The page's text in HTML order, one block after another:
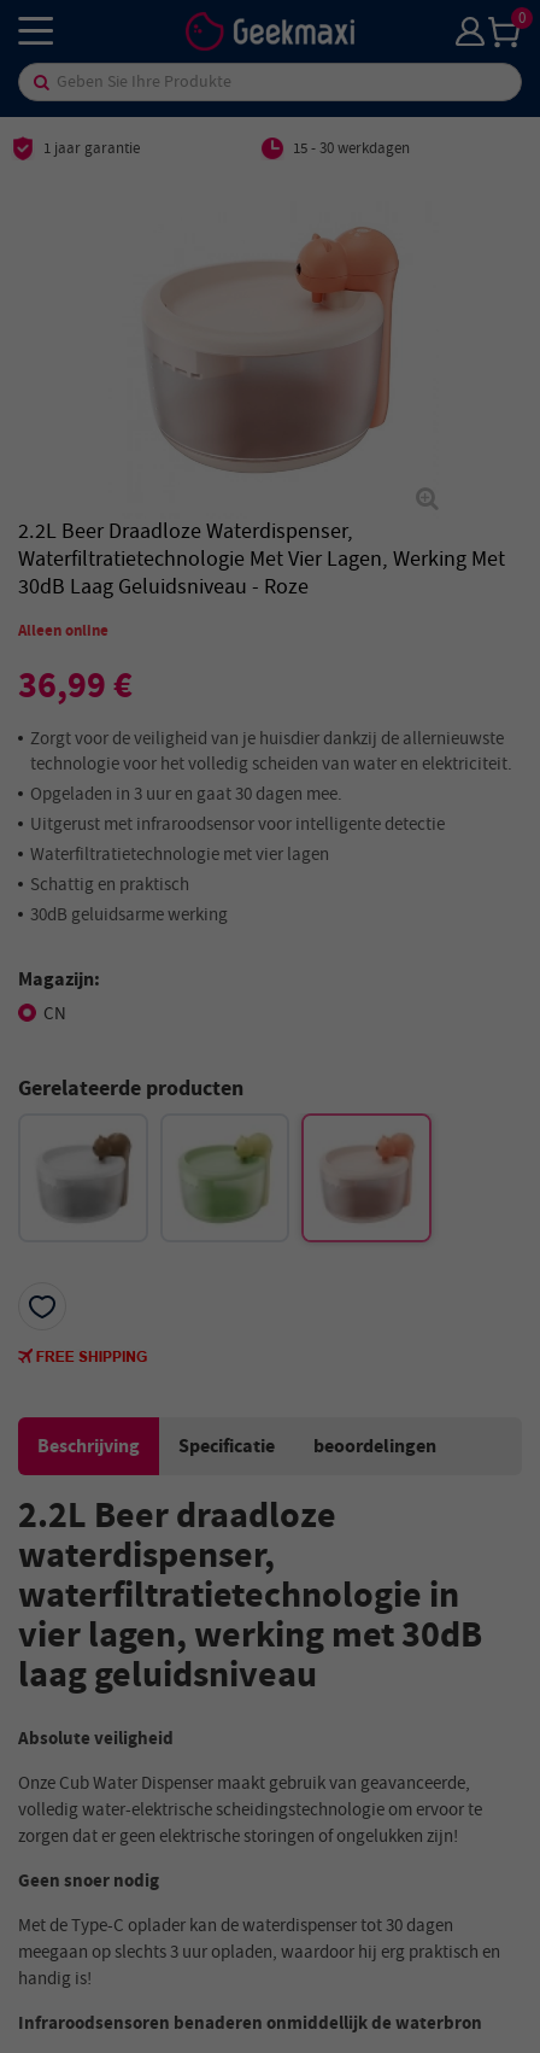
0
1 jaar garantie 15 - 30 werkdagen
2.2L Beer Draadloze Waterdispenser,
Waterfiltratietechnologie Met Vier Lagen, Werking Met
30dB Laag Geluidsniveau - Roze
Alleen online
36,99 €
Zorgt voor de veiligheid van je huisdier dankzij de allernieuwste
technologie voor het volledig scheiden van water en elektriciteit.
Opgeladen in 3 uur en gaat 30 dagen mee.
Uitgerust met infraroodsensor voor intelligente detectie
Waterfiltratietechnologie met vier lagen
Schattig en praktisch
30dB geluidsarme werking
Magazijn:
CN
Gerelateerde producten
Beschrijving Specificatie beoordelingen
2.2L Beer draadloze
waterdispenser,
waterfiltratietechnologie in
vier lagen, werking met 30dB
laag geluidsniveau
Absolute veiligheid
Onze Cub Water Dispenser maakt gebruik van geavanceerde,
volledig water-elektrische scheidingstechnologie om ervoor te
zorgen dat er geen elektrische storingen of ongelukken zijn!
Geen snoer nodig
Met de Type-C oplader kan de waterdispenser tot 30 dagen
meegaan op slechts 3 uur opladen, waardoor hij erg praktisch en
handig is!
Infraroodsensoren benaderen onmiddellijk de waterbron